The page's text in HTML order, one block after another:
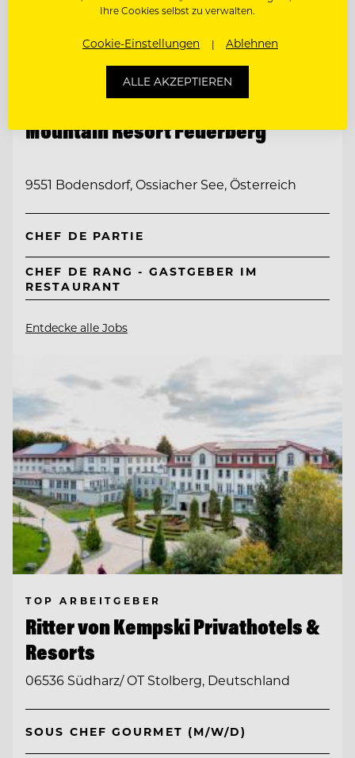
Mountain Resort Feuerberg
9551 Bodensdorf, Ossiacher See, Österreich
CHEF DE PARTIE
CHEF DE RANG - GASTGEBER IM
RESTAURANT
Entdecke alle Jobs
TOP ARBEITGEBER
Ritter von Kempski Privathotels &
Resorts
06536 Südharz/ OT Stolberg, Deutschland
SOUS CHEF GOURMET (M/W/D)
Ihre Cookies selbst zu verwalten.
Cookie-Einstellungen Ablehnen
ALLE AKZEPTIEREN